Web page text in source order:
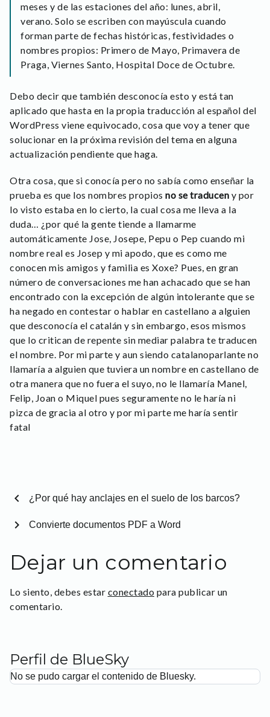
meses y de las estaciones del año: lunes, abril,
verano. Solo se escriben con mayúscula cuando
forman parte de fechas históricas, festividades o
nombres propios: Primero de Mayo, Primavera de
Praga, Viernes Santo, Hospital Doce de Octubre.
Debo decir que también desconocía esto y está tan
aplicado que hasta en la propia traducción al español del
WordPress viene equivocado, cosa que voy a tener que
solucionar en la próxima revisión del tema en alguna
actualización pendiente que haga.
Otra cosa, que si conocía pero no sabía como enseñar la
prueba es que los nombres propios no se traducen y por
lo visto estaba en lo cierto, la cual cosa me lleva a la
duda… ¿por qué la gente tiende a llamarme
automáticamente Jose, Josepe, Pepu o Pep cuando mi
nombre real es Josep y mi apodo, que es como me
conocen mis amigos y familia es Xoxe? Pues, en gran
número de conversaciones me han achacado que se han
encontrado con la excepción de algún intolerante que se
ha negado en contestar o hablar en castellano a alguien
que desconocía el catalán y sin embargo, esos mismos
que lo critican de repente sin mediar palabra te traducen
el nombre. Por mi parte y aun siendo catalanoparlante no
llamaría a alguien que tuviera un nombre en castellano de
otra manera que no fuera el suyo, no le llamaría Manel,
Felip, Joan o Miquel pues seguramente no le haría ni
pizca de gracia al otro y por mi parte me haría sentir
fatal
chevron_left ¿Por qué hay anclajes en el suelo de los barcos?
Convierte documentos PDF a Word
chevron_right
Dejar un comentario
Lo siento, debes estar conectado para publicar un
comentario.
Perfil de BlueSky
No se pudo cargar el contenido de Bluesky.